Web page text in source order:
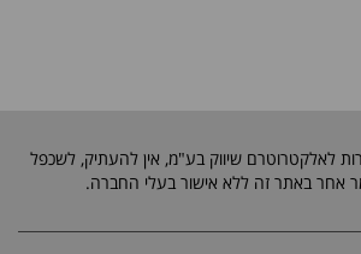
לאלקטרוטרם שיווק בע"מ, אין להעתיק, לשכפל
אחר באתר זה ללא אישור בעלי החברה.